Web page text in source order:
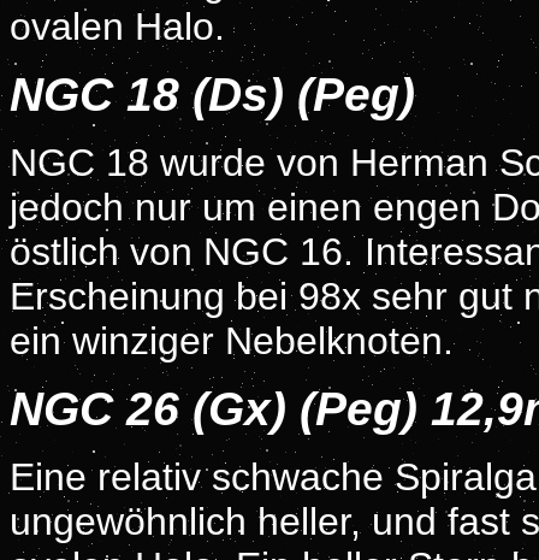
ovalen Halo.
NGC 18 (Ds) (Peg)
NGC 18 wurde von Herman
jedoch nur um einen engen
östlich von NGC 16.
Erscheinung bei 98x sehr gut
ein winziger Nebelknoten.
NGC 26 (Gx) (Peg)
Eine relativ schwache
ungewöhnlich heller, und fast